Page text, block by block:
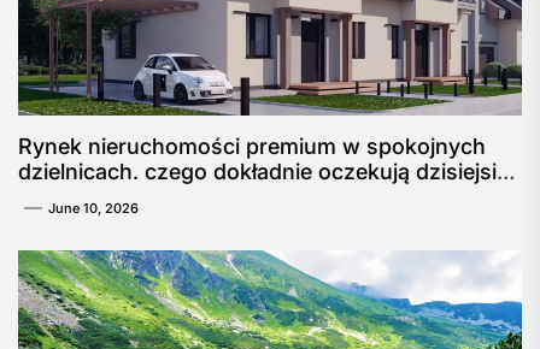
Rynek nieruchomości premium w spokojnych
dzielnicach. czego dokładnie oczekują dzisiejsi
June 10, 2026